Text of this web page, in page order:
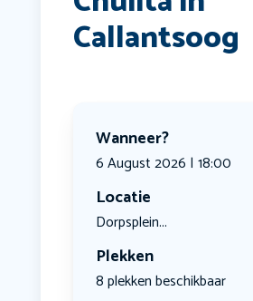
Callantsoog
Wanneer?
6 August 2026 | 18:00
Locatie
Dorpsplein...
Plekken
8 plekken beschikbaar